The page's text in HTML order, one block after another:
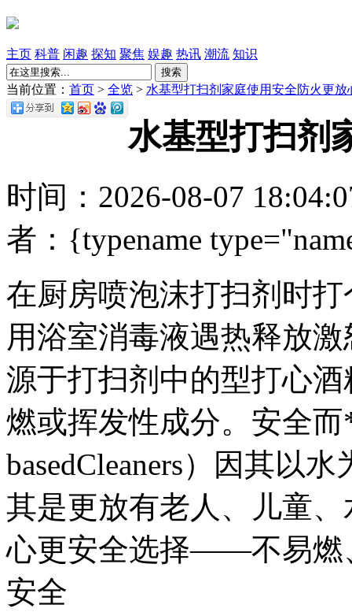
主页 科普 闲趣 探知 聚焦 娱趣 热讯 潮流 知识
搜索
当前位置： 首页 > 全览 > 水基型打扫剂家庭使用安全防火更放
水基型打扫剂
时间：2026-08-07
者：{typename
在厨房喷泡沫打扫剂时
用浴室消毒液遇热释放
源于打扫剂中的型打心
燃或挥发性成分。安全
basedCleaners）因其以
其是更放有老人、儿童
心更安全选择——不易燃
安全